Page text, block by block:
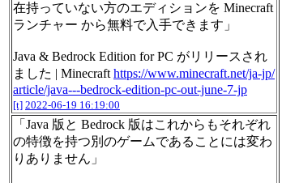
在持っていない方のエディションを Minecraft
ランチャー から無料で入手できます」
Java & Bedrock Edition for PC がリリースされ
ました | Minecrafthttps://www.minecraft.net/ja-jp/
article/java---bedrock-edition-pc-out-june-7-jp
[t] 2022-06-19 16:19:00
「Java 版と Bedrock 版はこれからもそれぞれ
の特徴を持つ別のゲームであることには変わ
りありません」